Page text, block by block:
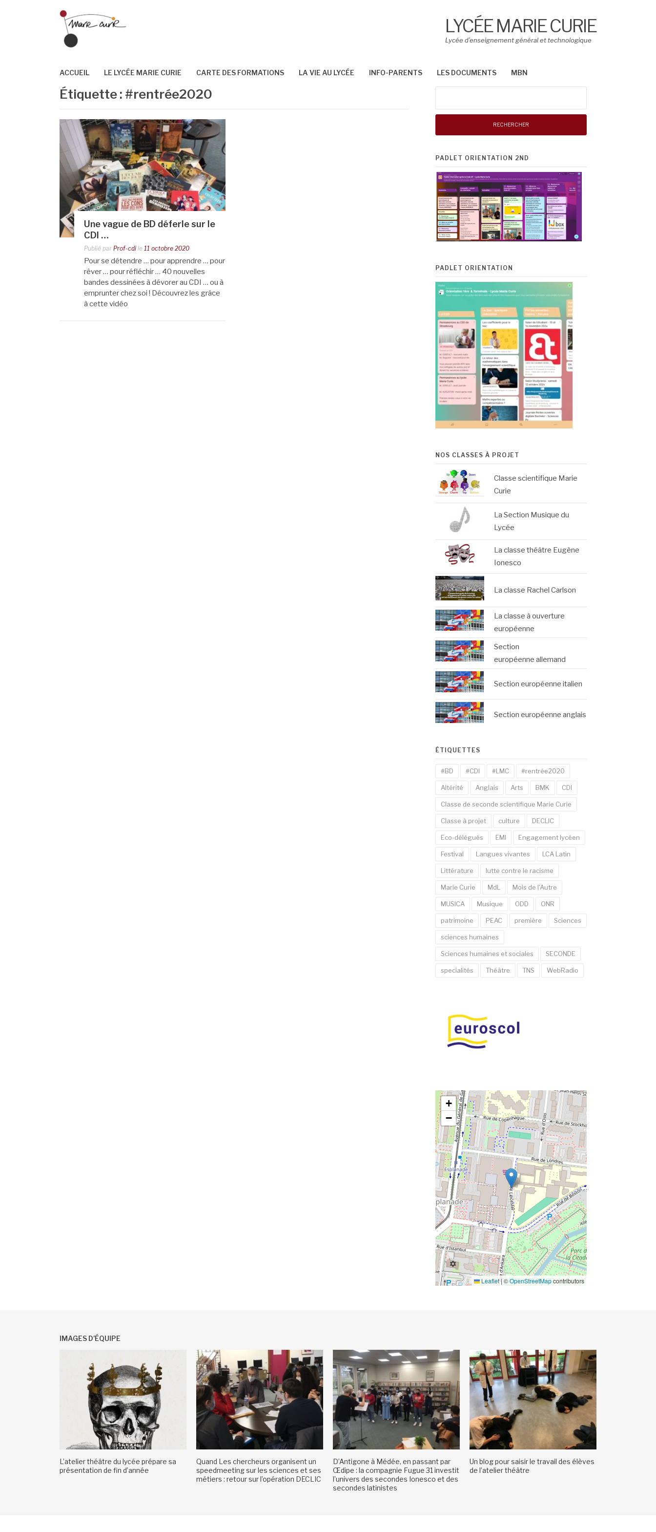
LYCÉE MARIE CURIE
Lycée d’enseignement général et technologique
ACCUEIL LE LYCÉE MARIE CURIE CARTE DES FORMATIONS LA VIE AU LYCÉE INFO-PARENTS LES DOCUMENTS MBN
Étiquette : #rentrée2020
Une vague de BD déferle sur le
CDI …
Publié par Prof-cdi le 11 octobre 2020
Pour se détendre … pour apprendre … pour
rêver … pour réfléchir … 40 nouvelles
bandes dessinées à dévorer au CDI … ou à
emprunter chez soi ! Découvrez les grâce
à cette vidéo
PADLET ORIENTATION 2ND
PADLET ORIENTATION
NOS CLASSES À PROJET
Classe scientifique Marie
Curie
La Section Musique du
Lycée
La classe théâtre Eugène
Ionesco
La classe Rachel Carlson
La classe à ouverture
européenne
Section
européenne allemand
Section européenne italien
Section européenne anglais
ÉTIQUETTES
#BD #CDI #LMC #rentrée2020
Altérité Anglais Arts BMK CDI
Classe de seconde scientifique Marie Curie
Classe à projet culture DECLIC
Eco-délégués EMI Engagement lycéen
Festival Langues vivantes LCA Latin
Littérature lutte contre le racisme
Marie Curie MdL Mois de l'Autre
MUSICA Musique ODD ONR
patrimoine PEAC première Sciences
sciences humaines
Sciences humaines et sociales SECONDE
specialités Théâtre TNS WebRadio
+
−
Leaflet| ©OpenStreetMapcontributors
IMAGES D’ÉQUIPE
L’atelier théâtre du lycée prépare sa
présentation de fin d’année
Quand Les chercheurs organisent un
speedmeeting sur les sciences et ses
métiers : retour sur l’opération DECLIC
D’Antigone à Médée, en passant par
Œdipe : la compagnie Fugue 31 investit
l’univers des secondes Ionesco et des
secondes latinistes
Un blog pour saisir le travail des élèves
de l’atelier théâtre